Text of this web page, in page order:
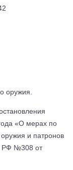
оружия.
«О мерах по
и патронов
РФ №308 от